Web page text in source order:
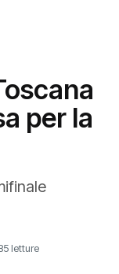
per la
letture